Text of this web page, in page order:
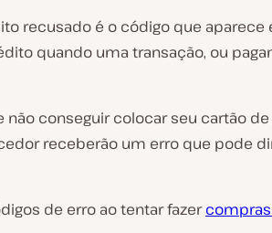
e
d
u
v
recusado é o código que aparece
quando uma transação, ou
não conseguir colocar seu cartão
receberão um erro que pode
de erro ao tentar fazer